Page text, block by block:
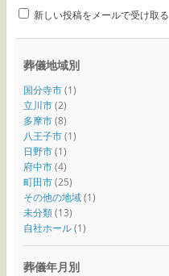
新しい投稿をメールで受け取る
葬儀地域別
国分寺市(1)
立川市(2)
多摩市(8)
八王子市(1)
日野市(1)
府中市(4)
町田市(25)
その他の地域(1)
未分類(13)
自社ホール(1)
葬儀年月別